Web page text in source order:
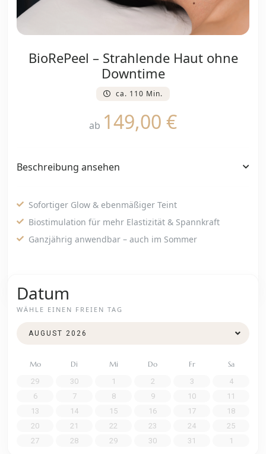
BioRePeel – Strahlende Haut ohne
Downtime
ca. 110 Min.
ab 149,00 €
Beschreibung ansehen
Sofortiger Glow & ebenmäßiger Teint
Biostimulation für mehr Elastizität & Spannkraft
Ganzjährig anwendbar – auch im Sommer
Datum
WÄHLE EINEN FREIEN TAG
Mo Di Mi Do Fr
Sa
29
30 1 2 3
4
6
7 8 9 10
11
13
14 15 16 17
18
20
21 22 23 24
25
27
28 29 30 31 1